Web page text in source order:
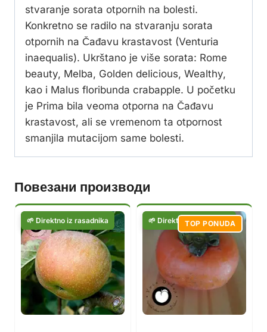
stvaranje sorata otpornih na bolesti.
Konkretno se radilo na stvaranju sorata
otpornih na Čađavu krastavost (Venturia
inaequalis). Ukrštano je više sorata: Rome
beauty, Melba, Golden delicious, Wealthy,
kao i Malus floribunda crabapple. U početku
je Prima bila veoma otporna na Čađavu
krastavost, ali se vremenom ta otpornost
smanjila mutacijom same bolesti.
Повезани производи
TOP PONUDA